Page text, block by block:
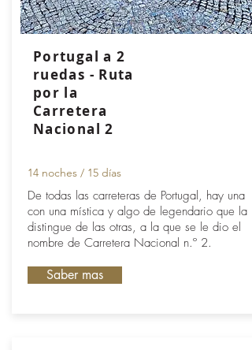
Portugal a 2
ruedas - Ruta
por la
Carretera
Nacional 2
14 noches / 15 días
De todas las carreteras de Portugal, hay una
con una mística y algo de legendario que la
distingue de las otras, a la que se le dio el
nombre de Carretera Nacional n.º 2.
Saber mas